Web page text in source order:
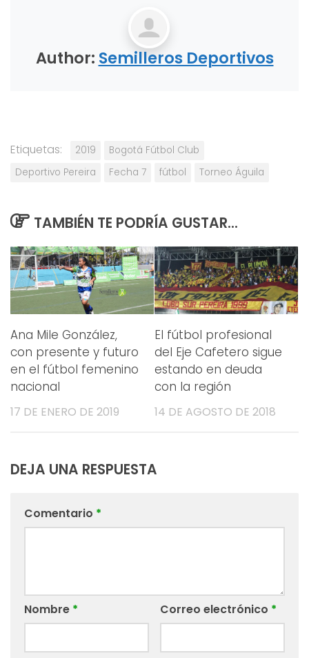
Author: Semilleros Deportivos
Etiquetas: 2019
Bogotá Fútbol Club
Deportivo Pereira
Fecha 7 fútbol Torneo Águila
TAMBIÉN TE PODRÍA GUSTAR...
Ana Mile González,
con presente y futuro
en el fútbol femenino
nacional
17 DE ENERO DE 2019
El fútbol profesional
del Eje Cafetero sigue
estando en deuda
con la región
14 DE AGOSTO DE 2018
DEJA UNA RESPUESTA
Comentario *
Nombre * Correo electrónico *